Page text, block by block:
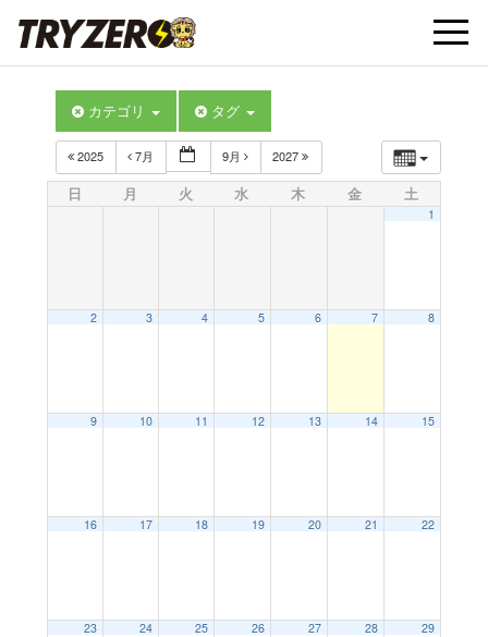
t
カテゴリ タグ
2025 7月 9月 2027
日 月 火 水 木 金 土
1
2 3 4 5 6 7 8
9 10 11 12 13 14 15
16 17 18 19 20 21 22
23 24 25 26 27 28 29